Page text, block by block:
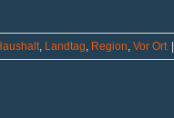
Landtag Region Vor Ort |